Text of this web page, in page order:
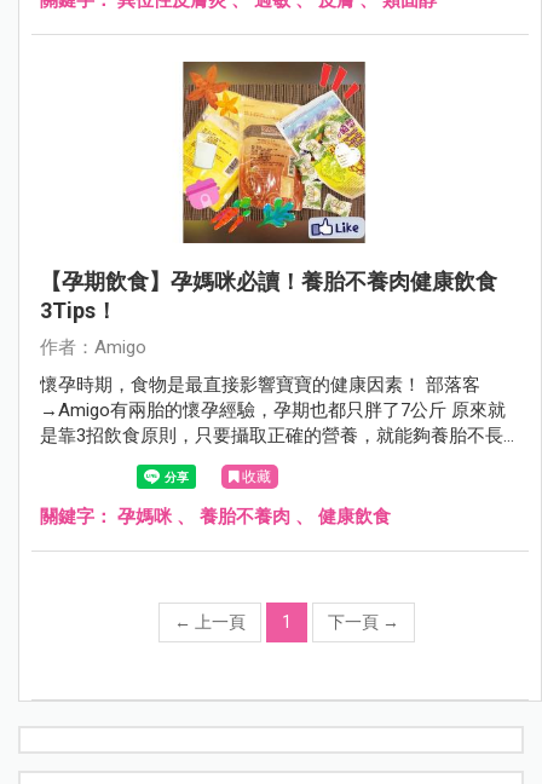
【孕期飲食】孕媽咪必讀！養胎不養肉健康飲食
3Tips！
作者：Amigo
懷孕時期，食物是最直接影響寶寶的健康因素！ 部落客
→Amigo有兩胎的懷孕經驗，孕期也都只胖了7公斤 原來就
是靠3招飲食原則，只要攝取正確的營養，就能夠養胎不長
收藏
關鍵字： 孕媽咪 、 養胎不養肉 、 健康飲食
← 上一頁 1 下一頁 →